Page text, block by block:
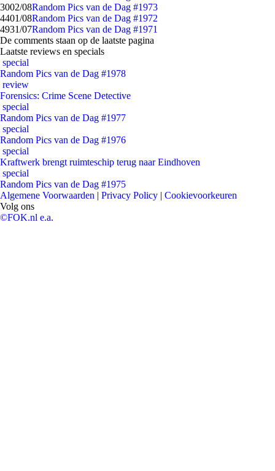
3002/08Random Pics van de Dag #1973
4401/08Random Pics van de Dag #1972
4931/07Random Pics van de Dag #1971
De comments staan op de laatste pagina
Laatste reviews en specials
special
Random Pics van de Dag #1978
review
Forensics: Crime Scene Detective
special
Random Pics van de Dag #1977
special
Random Pics van de Dag #1976
special
Kraftwerk brengt ruimteschip terug naar Eindhoven
special
Random Pics van de Dag #1975
Algemene Voorwaarden | Privacy Policy | Cookievoorkeuren
Volg ons
©FOK.nl e.a.